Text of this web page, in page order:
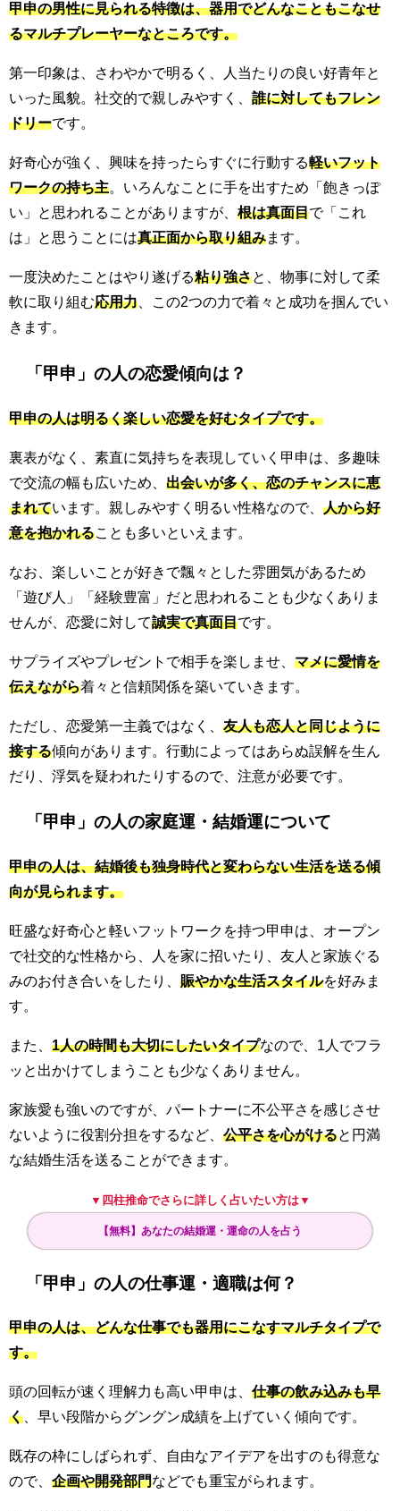
甲申の男性に見られる特徴は、器用でどんなこともこなせ
るマルチプレーヤーなところです。
第一印象は、さわやかで明るく、人当たりの良い好青年と
いった風貌。社交的で親しみやすく、 誰に対してもフレン
ドリーです。
好奇心が強く、興味を持ったらすぐに行動する軽いフット
ワークの持ち主。いろんなことに手を出すため「飽きっぽ
い」と思われることがありますが、 根は真面目で「これ
は」と思うことには真正面から取り組みます。
一度決めたことはやり遂げる粘り強さと、物事に対して柔
軟に取り組む応用力 、この2つの力で着々と成功を掴んでい
きます。
「甲申」の人の恋愛傾向は？
甲申の人は明るく楽しい恋愛を好むタイプです。
裏表がなく、素直に気持ちを表現していく甲申は、多趣味
で交流の幅も広いため、 出会いが多く、恋のチャンスに恵
まれています。親しみやすく明るい性格なので、 人から好
意を抱かれる ことも多いといえます。
なお、楽しいことが好きで飄々とした雰囲気があるため
「遊び人」「経験豊富」だと思われることも少なくありま
せんが、恋愛に対して誠実で真面目です。
サプライズやプレゼントで相手を楽しませ、 マメに愛情を
伝えながら着々と信頼関係を築いていきます。
ただし、恋愛第一主義ではなく、 友人も恋人と同じように
接する傾向があります。行動によってはあらぬ誤解を生ん
だり、浮気を疑われたりするので、注意が必要です。
「甲申」の人の家庭運・結婚運について
甲申の人は、結婚後も独身時代と変わらない生活を送る傾
向が見られます。
旺盛な好奇心と軽いフットワークを持つ甲申は、オープン
で社交的な性格から、人を家に招いたり、友人と家族ぐる
みのお付き合いをしたり、 賑やかな生活スタイルを好みま
す。
また、 1人の時間も大切にしたいタイプなので、1人でフラ
ッと出かけてしまうことも少なくありません。
家族愛も強いのですが、パートナーに不公平さを感じさせ
ないように役割分担をするなど、 公平さを心がけると円満
な結婚生活を送ることができます。
▼四柱推命でさらに詳しく占いたい方は▼
【無料】あなたの結婚運・運命の人を占う
「甲申」の人の仕事運・適職は何？
甲申の人は、どんな仕事でも器用にこなすマルチタイプで
す。
頭の回転が速く理解力も高い甲申は、 仕事の飲み込みも早
く 、早い段階からグングン成績を上げていく傾向です。
既存の枠にしばられず、自由なアイデアを出すのも得意な
ので、 企画や開発部門などでも重宝がられます。